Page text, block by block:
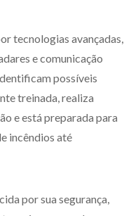
tecnologias avançadas,
e comunicação
possíveis
treinada, realiza
e está preparada para
incêndios até
por sua segurança,